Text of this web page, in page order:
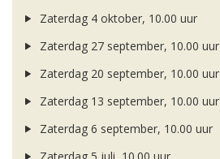
Zaterdag 4 oktober, 10.00 uur
Zaterdag 27 september, 10.00 uur
Zaterdag 20 september, 10.00 uur
Zaterdag 13 september, 10.00 uur
Zaterdag 6 september, 10.00 uur